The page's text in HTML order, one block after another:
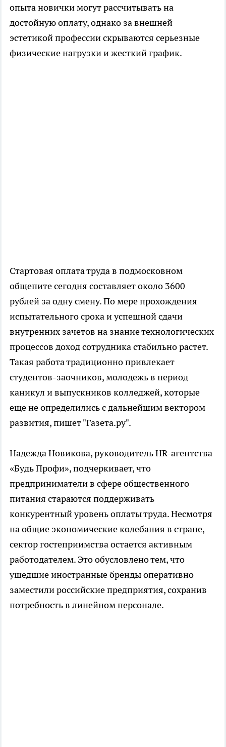
опыта новички могут рассчитывать на
достойную оплату, однако за внешней
эстетикой профессии скрываются серьезные
физические нагрузки и жесткий график.
Стартовая оплата труда в подмосковном
общепите сегодня составляет около 3600
рублей за одну смену. По мере прохождения
испытательного срока и успешной сдачи
внутренних зачетов на знание технологических
процессов доход сотрудника стабильно растет.
Такая работа традиционно привлекает
студентов-заочников, молодежь в период
каникул и выпускников колледжей, которые
еще не определились с дальнейшим вектором
развития, пишет "Газета.ру".
Надежда Новикова, руководитель HR-агентства
«Будь Профи», подчеркивает, что
предприниматели в сфере общественного
питания стараются поддерживать
конкурентный уровень оплаты труда. Несмотря
на общие экономические колебания в стране,
сектор гостеприимства остается активным
работодателем. Это обусловлено тем, что
ушедшие иностранные бренды оперативно
заместили российские предприятия, сохранив
потребность в линейном персонале.